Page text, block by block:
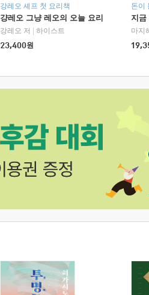
강레오 셰프 첫 요리책
걍레오 그냥 레오의 오늘 요리
강레오 저
하이스트
23,400원
돈이
지금
마지